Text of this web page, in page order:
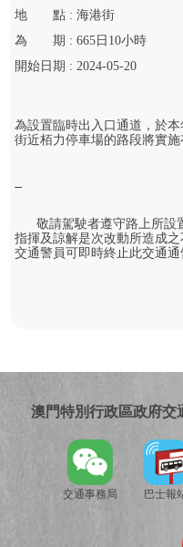
地
點 :海港街
為
期 :665 日 10小時
開始 日期 :2024-05-20
為設置臨時出入口通道，於
街近栢力停車場的路段將實施
敬請駕駛者遵守路上所設
指揮及諒解是次改動所造成
交通警員可即時終止此交通通
澳門特別行政區政府交
交通事務局 巴士報